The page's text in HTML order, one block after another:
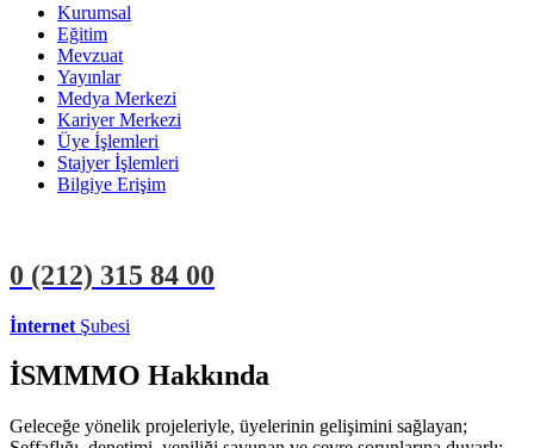
Kurumsal
Eğitim
Mevzuat
Yayınlar
Medya Merkezi
Kariyer Merkezi
Üye İşlemleri
Stajyer İşlemleri
Bilgiye Erişim
0 (212) 315 84 00
İnternet Şubesi
İSMMMO Hakkında
Geleceğe yönelik projeleriyle, üyelerinin gelişimini sağlayan;